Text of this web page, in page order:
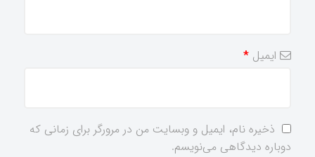
ایمیل *
ذخیره نام، ایمیل و وبسایت من در مرورگر برای زمانی که
دوباره دیدگاهی می‌نویسم.